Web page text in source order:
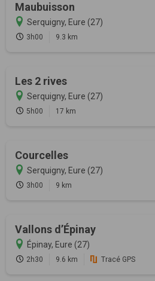
Maubuisson
Serquigny, Eure (27)
3h00 9.3 km
Les 2 rives
Serquigny, Eure (27)
5h00 17 km
Courcelles
Serquigny, Eure (27)
3h00 9 km
Vallons d’Épinay
Épinay, Eure (27)
2h30 9.6 km Tracé GPS